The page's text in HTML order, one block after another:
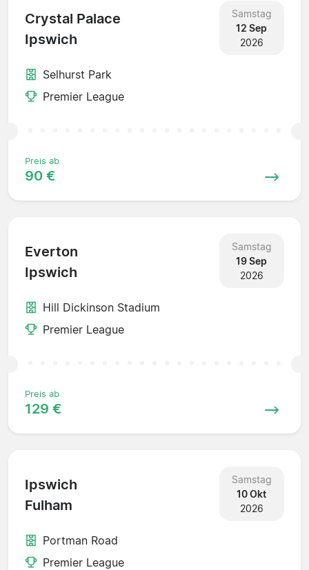
Crystal Palace
Ipswich
Samstag
12 Sep
2026
Selhurst Park
Premier League
Preis ab
90 €
Everton
Ipswich
Samstag
19 Sep
2026
Hill Dickinson Stadium
Premier League
Preis ab
129 €
Ipswich
Fulham
Samstag
10 Okt
2026
Portman Road
Premier League